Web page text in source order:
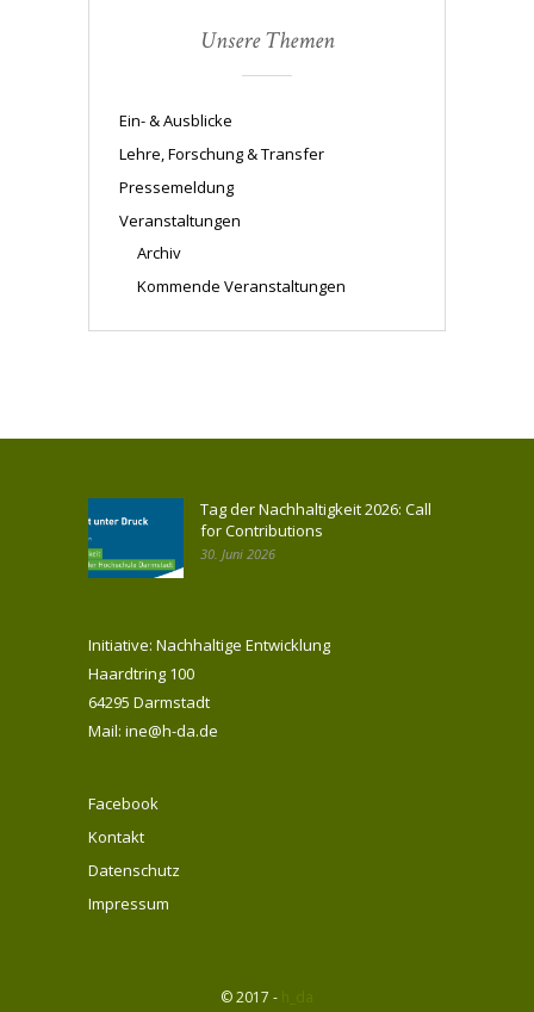
Unsere Themen
Ein- & Ausblicke
Lehre, Forschung & Transfer
Pressemeldung
Veranstaltungen
Archiv
Kommende Veranstaltungen
Tag der Nachhaltigkeit 2026: Call
for Contributions
30. Juni 2026
Initiative: Nachhaltige Entwicklung
Haardtring 100
64295 Darmstadt
Mail: ine@h-da.de
Facebook
Kontakt
Datenschutz
Impressum
© 2017 -